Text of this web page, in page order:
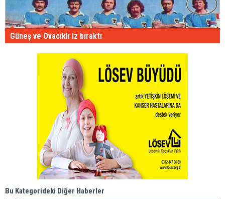
Güneş ve Ovacıklı iz bıraktı
Bu Kategorideki Diğer Haberler